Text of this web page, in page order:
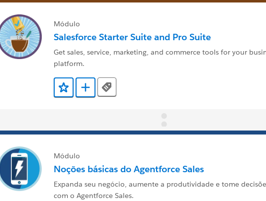
Módulo
Salesforce Starter Suite and Pro Suite
Get sales, service, marketing, and commerce tools for your
platform.
Adicionar a Favoritos
Adicionar a Trailmix
Tags
Módulo
Noções básicas do Agentforce Sales
Expanda seu negócio, aumente a produtividade e tome
com o Agentforce Sales.